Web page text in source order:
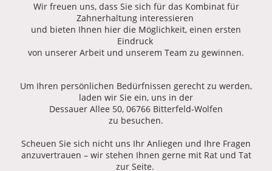
Wir freuen uns, dass Sie sich für das Kombinat für
Zahnerhaltung interessieren
und bieten Ihnen hier die Möglichkeit, einen ersten
Eindruck
von unserer Arbeit und unserem Team zu gewinnen.
Um Ihren persönlichen Bedürfnissen gerecht zu werden,
laden wir Sie ein, uns in der
Dessauer Allee 50, 06766 Bitterfeld-Wolfen
zu besuchen.
Scheuen Sie sich nicht uns Ihr Anliegen und Ihre Fragen
anzuvertrauen – wir stehen Ihnen gerne mit Rat und Tat
zur Seite.